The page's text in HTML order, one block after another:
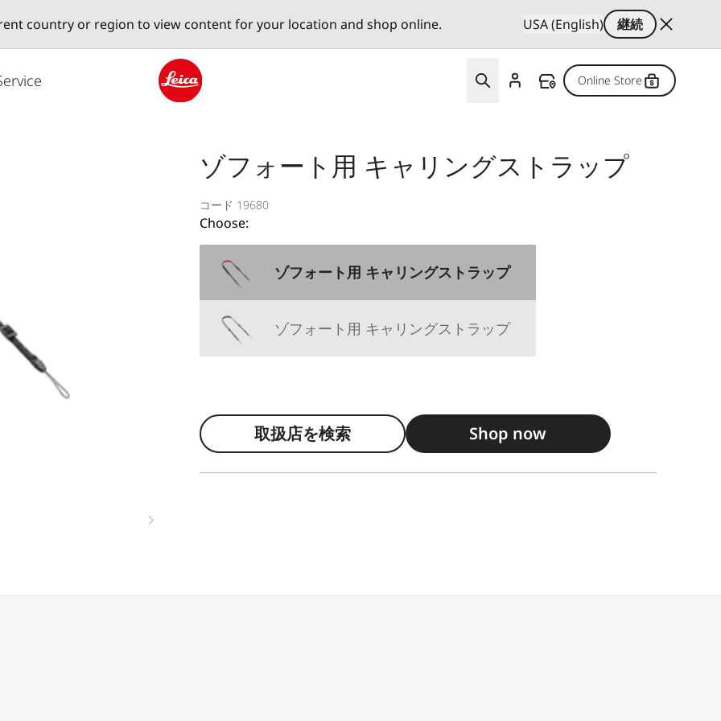
country or region to view content for your location and shop online. USA (English) 継続
Online Store
ゾフォート用 キャリングストラップ
コード 19680
Choose:
ゾフォート用 キャリングストラップ
ゾフォート用 キャリングストラップ
取扱店を検索 Shop now